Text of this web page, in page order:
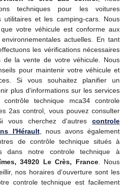
techniques pour les voitures
utilitaires et les camping-cars. Nous
votre véhicule est conforme aux
actuelles. En tant
les vérifications nécessaires
la vente de votre véhicule. Nous
pour maintenir votre véhicule et
Si vous souhaitez planifier un
plus d'informations sur les services
technique mca34 controle
2as control, vous pouvez consulter
vous cherchez d'autres controle
l'Hérault, nous avons également
de contrôle technique situés à
dans notre controle technique à
34920 Le Crès, France. Nous
nos horaires d'ouverture sont les
controle technique est facilement